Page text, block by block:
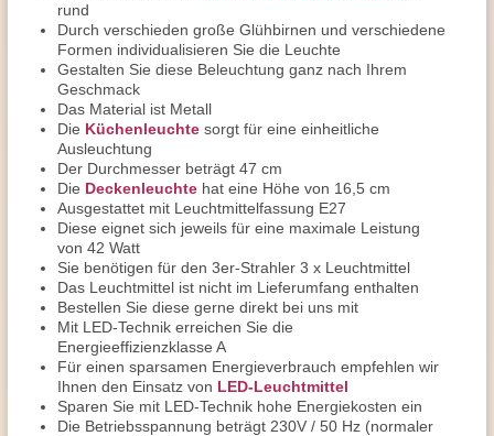
rund
Durch verschieden große Glühbirnen und verschiedene
Formen individualisieren Sie die Leuchte
Gestalten Sie diese Beleuchtung ganz nach Ihrem
Geschmack
Das Material ist Metall
Die Küchenleuchte sorgt für eine einheitliche
Ausleuchtung
Der Durchmesser beträgt 47 cm
Die Deckenleuchte hat eine Höhe von 16,5 cm
Ausgestattet mit Leuchtmittelfassung E27
Diese eignet sich jeweils für eine maximale Leistung
von 42 Watt
Sie benötigen für den 3er-Strahler 3 x Leuchtmittel
Das Leuchtmittel ist nicht im Lieferumfang enthalten
Bestellen Sie diese gerne direkt bei uns mit
Mit LED-Technik erreichen Sie die
Energieeffizienzklasse A
Für einen sparsamen Energieverbrauch empfehlen wir
Ihnen den Einsatz von LED-Leuchtmittel
Sparen Sie mit LED-Technik hohe Energiekosten ein
Die Betriebsspannung beträgt 230V / 50 Hz (normaler